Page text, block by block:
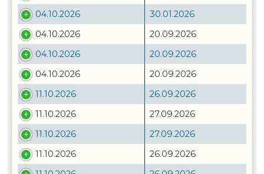
04.10.2026
30.01.2026
04.10.2026
20.09.2026
04.10.2026
20.09.2026
04.10.2026
20.09.2026
11.10.2026
26.09.2026
11.10.2026
27.09.2026
11.10.2026
27.09.2026
11.10.2026
26.09.2026